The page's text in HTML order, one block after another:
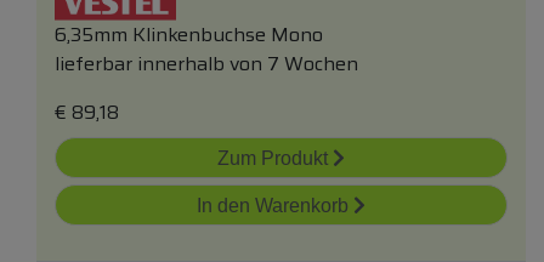
6,35mm Klinkenbuchse Mono
lieferbar innerhalb von 7 Wochen
€ 89,18
Zum Produkt
In den Warenkorb